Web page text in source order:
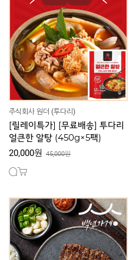
주식회사 원더 (투다리)
[릴레이특가] [무료배송] 투다리
얼큰한 알탕 (450g×5팩)
20,000원 45,000원